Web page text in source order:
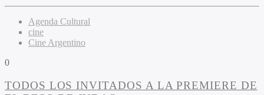
Agenda Cultural
cine
Cine Argentino
0
TODOS LOS INVITADOS A LA PREMIERE DE